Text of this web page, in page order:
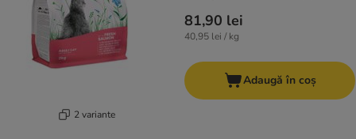
2 variante
81,90 lei
40,95 lei / kg
Adaugă în coș